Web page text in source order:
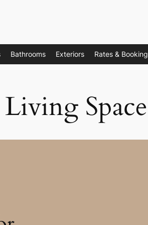
Bathrooms Exteriors Rates & Booking
Space